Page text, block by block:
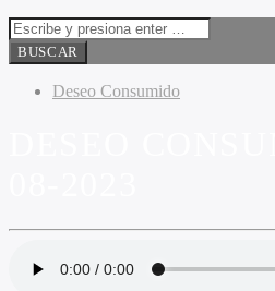
Deseo Consumido